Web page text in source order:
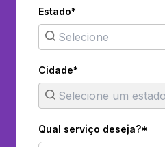
Estado*
Cidade*
Qual serviço deseja?*